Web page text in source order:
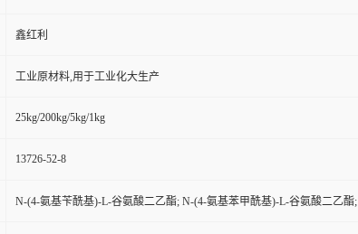
鑫红利
工业原材料,用于工业化大生产
25kg/200kg/5kg/1kg
13726-52-8
N-(4-氨基苄酰基)-L-谷氨酸二乙酯; N-(4-氨基苯甲酰基)-L-谷氨酸二乙酯;